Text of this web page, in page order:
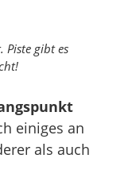
Piste gibt es
einiges an
als auch